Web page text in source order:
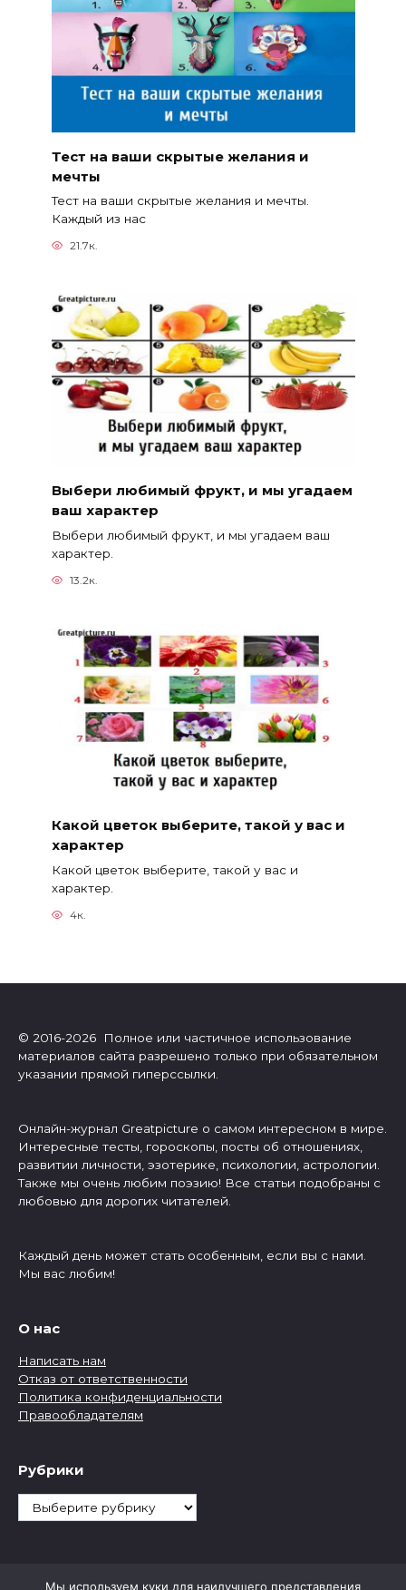
Тест на ваши скрытые желания и
мечты
Тест на ваши скрытые желания и мечты.
Каждый из нас
21.7к.
Выбери любимый фрукт, и мы угадаем
ваш характер
Выбери любимый фрукт, и мы угадаем ваш
характер.
13.2к.
Какой цветок выберите, такой у вас и
характер
Какой цветок выберите, такой у вас и
характер.
4к.
© 2016-2026 Полное или частичное использование
материалов сайта разрешено только при обязательном
указании прямой гиперссылки.
Онлайн-журнал Greatpicture о самом интересном в мире.
Интересные тесты, гороскопы, посты об отношениях,
развитии личности, эзотерике, психологии, астрологии.
Также мы очень любим поэзию! Все статьи подобраны с
любовью для дорогих читателей.
Каждый день может стать особенным, если вы с нами.
Мы вас любим!
О нас
Написать нам
Отказ от ответственности
Политика конфиденциальности
Правообладателям
Рубрики
Рубрики
Мы используем куки для наилучшего представления